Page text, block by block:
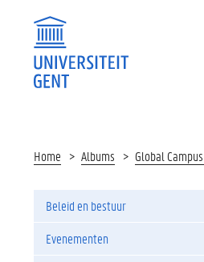
Home Albums Global
Beleid en bestuur
Evenementen